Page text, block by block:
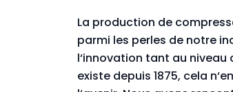
La production de
parmi les perles de notre
l‘innovation tant au
existe depuis 1875, cela